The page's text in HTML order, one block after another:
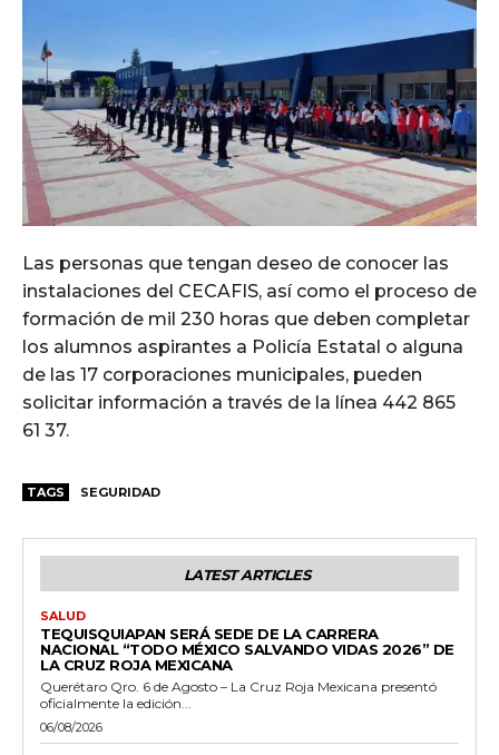
Las personas que tengan deseo de conocer las
instalaciones del CECAFIS, así como el proceso de
formación de mil 230 horas que deben completar
los alumnos aspirantes a Policía Estatal o alguna
de las 17 corporaciones municipales, pueden
solicitar información a través de la línea 442 865
61 37.
TAGS SEGURIDAD
LATEST ARTICLES
SALUD
TEQUISQUIAPAN SERÁ SEDE DE LA CARRERA
NACIONAL “TODO MÉXICO SALVANDO VIDAS 2026” DE
LA CRUZ ROJA MEXICANA
Querétaro Qro. 6 de Agosto – La Cruz Roja Mexicana presentó
oficialmente la edición...
06/08/2026